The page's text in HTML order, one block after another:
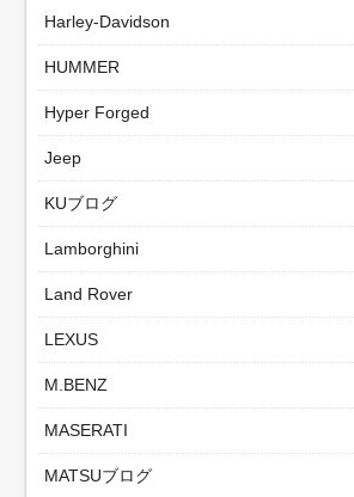
Harley-Davidson
HUMMER
Hyper Forged
Jeep
KUブログ
Lamborghini
Land Rover
LEXUS
M.BENZ
MASERATI
MATSUブログ